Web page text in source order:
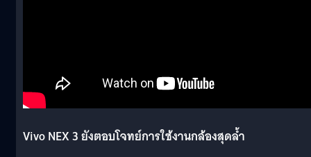
Vivo NEX 3 ยังตอบโจทย์การใช้งานกล้องสุดล้ำ